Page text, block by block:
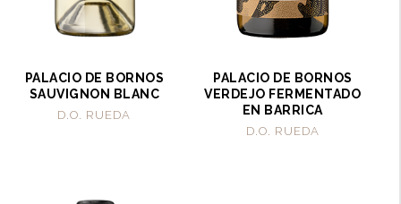
PALACIO DE BORNOS
SAUVIGNON BLANC
D.O. RUEDA
PALACIO DE BORNOS
VERDEJO FERMENTADO
EN BARRICA
D.O. RUEDA